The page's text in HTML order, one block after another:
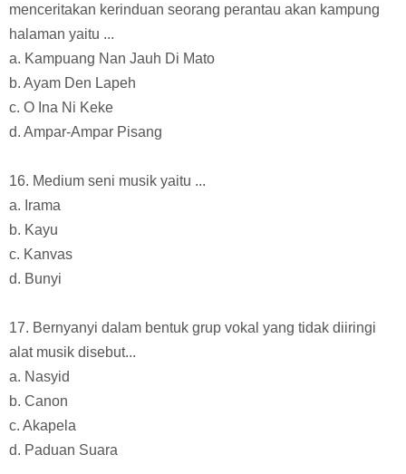
menceritakan kerinduan seorang perantau akan kampung
halaman yaitu ...
a. Kampuang Nan Jauh Di Mato
b. Ayam Den Lapeh
c. O Ina Ni Keke
d. Ampar-Ampar Pisang
16. Medium seni musik yaitu ...
a. Irama
b. Kayu
c. Kanvas
d. Bunyi
17. Bernyanyi dalam bentuk grup vokal yang tidak diiringi
alat musik disebut...
a. Nasyid
b. Canon
c. Akapela
d. Paduan Suara